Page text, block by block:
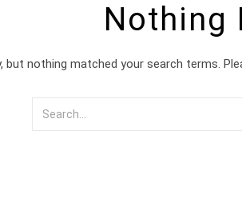
Nothing
but nothing matched your search terms.